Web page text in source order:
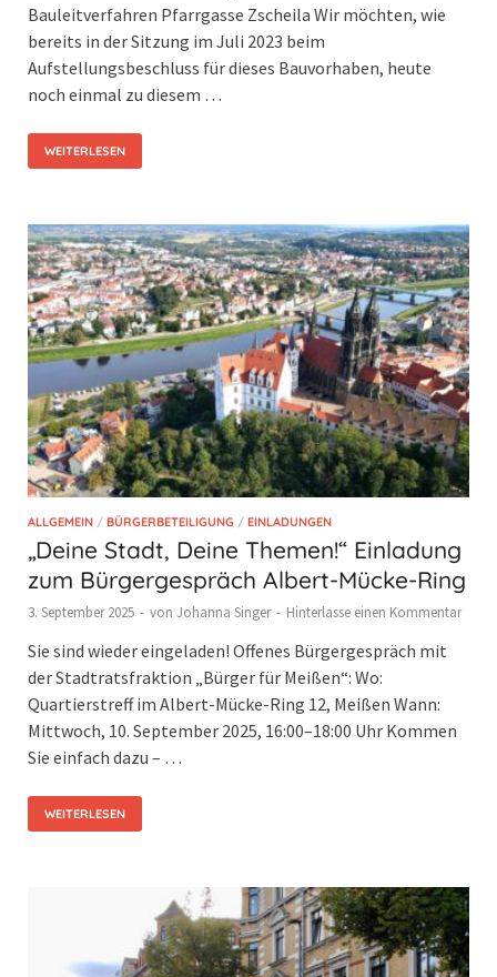
Bauleitverfahren Pfarrgasse Zscheila Wir möchten, wie
bereits in der Sitzung im Juli 2023 beim
Aufstellungsbeschluss für dieses Bauvorhaben, heute
noch einmal zu diesem …
WEITERLESEN
ALLGEMEIN / BÜRGERBETEILIGUNG / EINLADUNGEN
„Deine Stadt, Deine Themen!“ Einladung
zum Bürgergespräch Albert-Mücke-Ring
3. September 2025 - von Johanna Singer - Hinterlasse einen Kommentar
Sie sind wieder eingeladen! Offenes Bürgergespräch mit
der Stadtratsfraktion „Bürger für Meißen“: Wo:
Quartierstreff im Albert-Mücke-Ring 12, Meißen Wann:
Mittwoch, 10. September 2025, 16:00–18:00 Uhr Kommen
Sie einfach dazu – …
WEITERLESEN